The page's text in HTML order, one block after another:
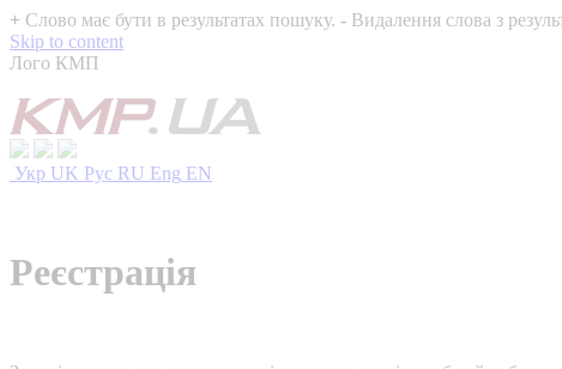
+ Слово має бути в результатах пошуку. - Видалення слова з
Skip to content
Лого КМП
Укр UK Рус RU Eng EN
Реєстрація